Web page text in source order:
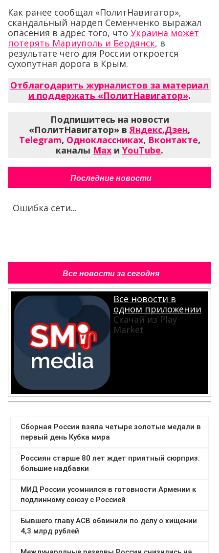
Как ранее сообщал «ПолитНавигатор»,
скандальный нардеп Семенченко выражал
опасения в адрес того, что Украина может
потерять Мариуполь и Бердянск, в
результате чего для России откроется
сухопутная дорога в Крым.
Отблагодарить журналистов за материал
и поддержать «ПолитНавигатор».
Подпишитесь на новости
«ПолитНавигатор» вЯндекс.Дзен,
Telegram, Одноклассниках, Вконтакте,
каналы Max и YouTube.
Последние новости
Ошибка сети...
Все новости за сегодня
Все новости в
одном приложении
Скачай из Play
Market